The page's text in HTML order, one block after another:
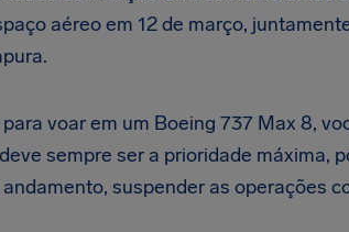
aéreo em 12 de março,
voar em um Boeing 737 Max 8,
sempre ser a prioridade máxima,
suspender as operações